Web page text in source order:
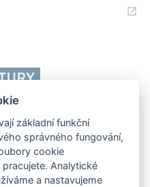
učení
Brně,
Fakulta
architektury
základní funkční
správného fungování,
cookie
Analytické
a nastavujeme